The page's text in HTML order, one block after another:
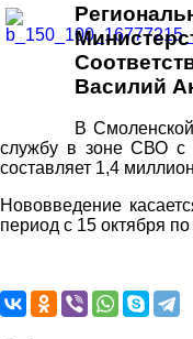
Василий
В
службу в зоне СВО с
составляет 1,4
Нововведение
период с 15 октября